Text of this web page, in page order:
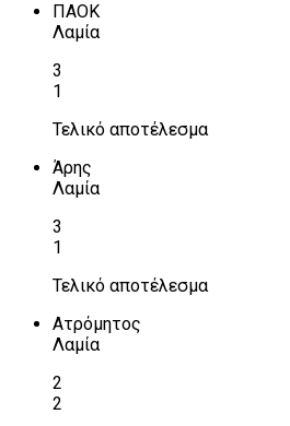
ΠΑΟΚ
Λαμία
3
1
Τελικό αποτέλεσμα
Άρης
Λαμία
3
1
Τελικό αποτέλεσμα
Ατρόμητος
Λαμία
2
2